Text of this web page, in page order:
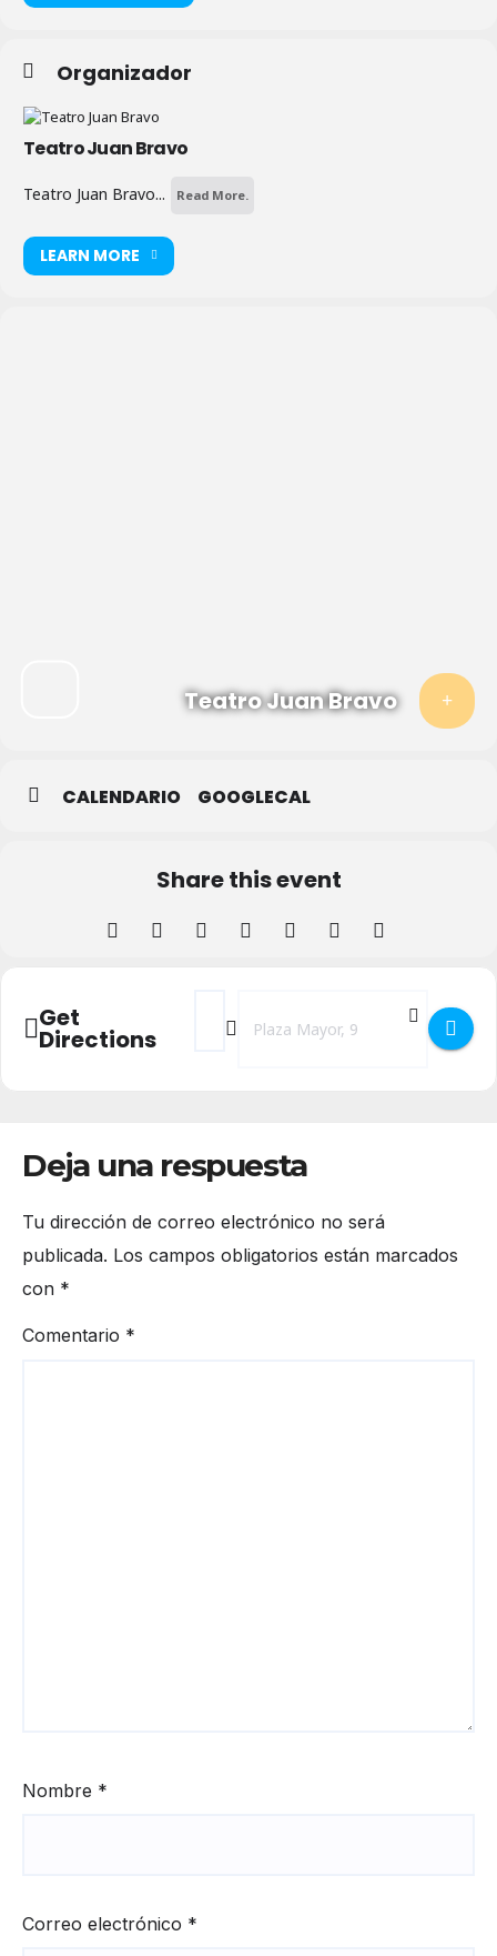
Organizador
Teatro Juan Bravo
Teatro Juan Bravo... Read More.
LEARN MORE
Teatro Juan Bravo
CALENDARIO GOOGLECAL
Share this event
Get
Directions
Address - Asesinos Todos en el Teatro
Destination Address - Asesinos
Deja una respuesta
Tu dirección de correo electrónico no será
publicada. Los campos obligatorios están marcados
con *
Comentario *
Nombre *
Correo electrónico *